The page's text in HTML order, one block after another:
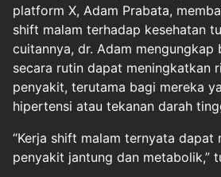
platform X, Adam Prabata,
shift malam terhadap kesehatan
cuitannya, dr. Adam mengungkap
secara rutin dapat meningkatkan
penyakit, terutama bagi mereka
hipertensi atau tekanan darah
“Kerja shift malam ternyata dapat
penyakit jantung dan metabolik,”